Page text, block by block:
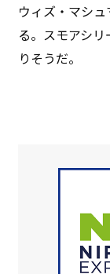
ウィズ・マシ
る。スモアシ
りそうだ。